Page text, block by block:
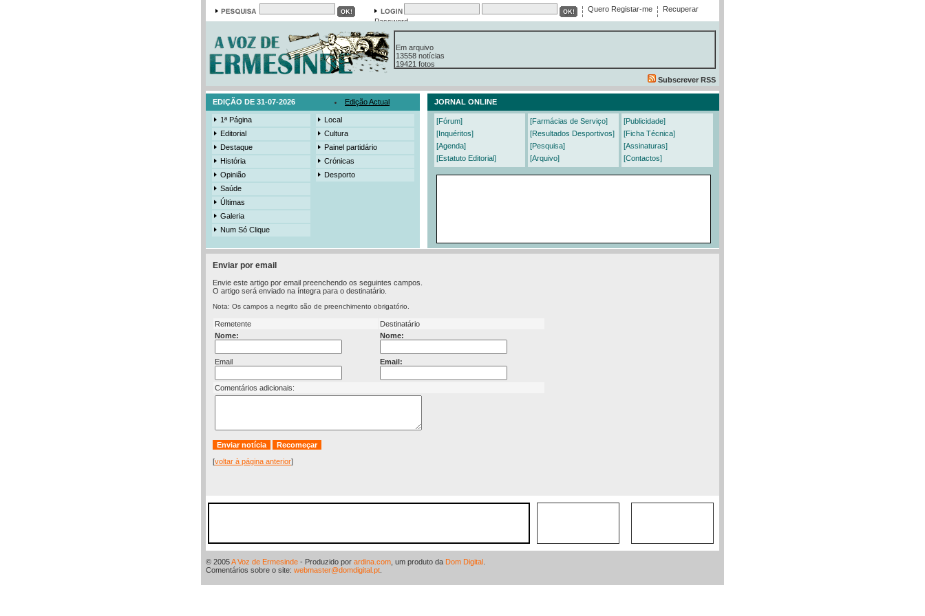
Quero Registar-me
Recuperar
Password
Em arquivo
13558 notícias
19421 fotos
385 edições
Subscrever RSS
EDIÇÃO DE 31-07-2026 Edição Actual JORNAL ONLINE
1ª Página
Editorial
Destaque
História
Opinião
Saúde
Últimas
Galeria
Num Só Clique
Local
Cultura
Painel partidário
Crónicas
Desporto
[Fórum]
[Inquéritos]
[Agenda]
[Estatuto Editorial]
[Farmácias de Serviço]
[Resultados Desportivos]
[Pesquisa]
[Arquivo]
[Publicidade]
[Ficha Técnica]
[Assinaturas]
[Contactos]
Enviar por email
Envie este artigo por email preenchendo os seguintes campos.
O artigo será enviado na íntegra para o destinatário.
Nota: Os campos a negrito são de preenchimento obrigatório.
Remetente
Destinatário
Nome:
Nome:
Email Email:
Comentários adicionais:
[voltar à página anterior]
© 2005A Voz de Ermesinde - Produzido por ardina.com , um produto da Dom Digital
Comentários sobre o site: webmaster@domdigital.pt